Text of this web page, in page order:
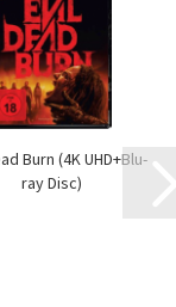
Burn (4K UHD+Blu-
ray Disc)